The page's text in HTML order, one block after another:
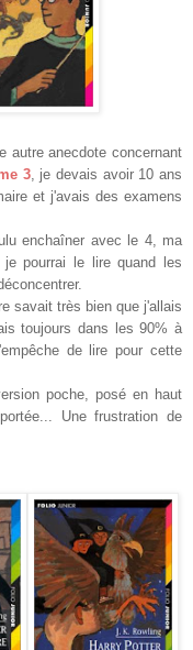
autre anecdote concernant
3, je devais avoir 10 ans
et j'avais des examens
enchaîner avec le 4, ma
pourrai le lire quand les
savait très bien que j'allais
toujours dans les 90% à
de lire pour cette
poche, posé en haut
Une frustration de